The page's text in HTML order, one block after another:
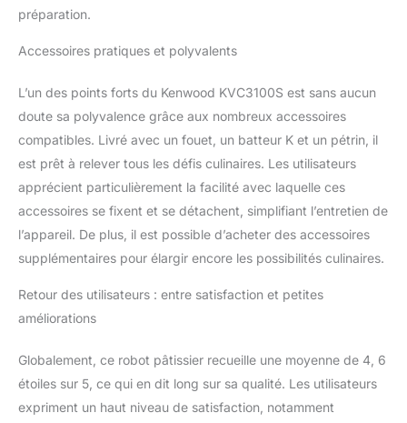
préparation.
Accessoires pratiques et polyvalents
L’un des points forts du Kenwood KVC3100S est sans aucun
doute sa polyvalence grâce aux nombreux accessoires
compatibles. Livré avec un fouet, un batteur K et un pétrin, il
est prêt à relever tous les défis culinaires. Les utilisateurs
apprécient particulièrement la facilité avec laquelle ces
accessoires se fixent et se détachent, simplifiant l’entretien de
l’appareil. De plus, il est possible d’acheter des accessoires
supplémentaires pour élargir encore les possibilités culinaires.
Retour des utilisateurs : entre satisfaction et petites
améliorations
Globalement, ce robot pâtissier recueille une moyenne de 4, 6
étoiles sur 5, ce qui en dit long sur sa qualité. Les utilisateurs
expriment un haut niveau de satisfaction, notamment